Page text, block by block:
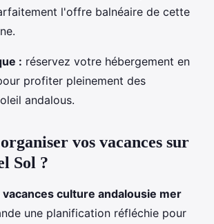
l'offre balnéaire de cette
: réservez votre hébergement en
profiter pleinement des
andalous.
vos vacances sur
Sol ?
vacances culture andalousie mer
une planification réfléchie pour